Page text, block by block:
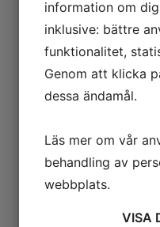
sina produkter för en
Arrangör:
Plats:Nürnberg
Startdatum:2027-03-
Slutdatum:
https://
information om
inklusive: bättre
funktionalitet,
Genom att klicka
dessa ändamål.
Läs mer om vår
behandling av
webbplats.
VISA